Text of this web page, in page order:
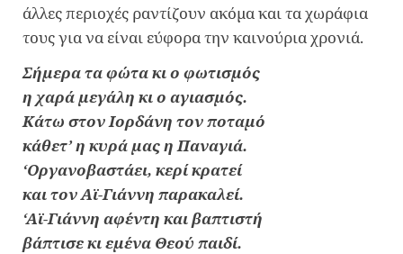
άλλες περιοχές ραντίζουν ακόμα και τα χωράφια
τους για να είναι εύφορα την καινούρια χρονιά.
Σήμερα τα φώτα κι ο φωτισμός
η χαρά μεγάλη κι ο αγιασμός.
Κάτω στον Ιορδάνη τον ποταμό
κάθετ’ η κυρά μας η Παναγιά.
‘Οργανoβαστάει, κερί κρατεί
και τον Αϊ-Γιάννη παρακαλεί.
‘Αϊ-Γιάννη αφέντη και βαπτιστή
βάπτισε κι εμένα Θεού παιδί.